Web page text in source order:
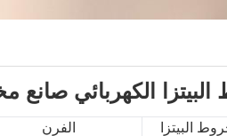
الكهربائي صانع
البيتزا الفرن